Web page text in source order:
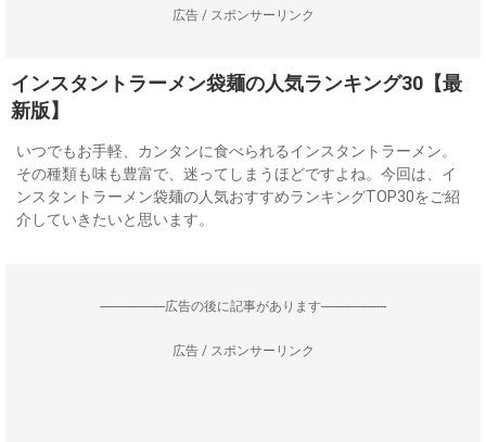
広告 / スポンサーリンク
インスタントラーメン袋麺の人気ランキング30【最
新版】
いつでもお手軽、カンタンに食べられるインスタントラーメン。
その種類も味も豊富で、迷ってしまうほどですよね。今回は、イ
ンスタントラーメン袋麺の人気おすすめランキングTOP30をご紹
介していきたいと思います。
--------------------広告の後に記事があります--------------------
広告 / スポンサーリンク